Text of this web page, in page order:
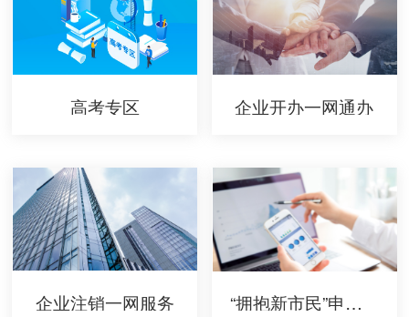
高考专区 企业开办一网通办
企业注销一网服务 “拥抱新市民”申请入口